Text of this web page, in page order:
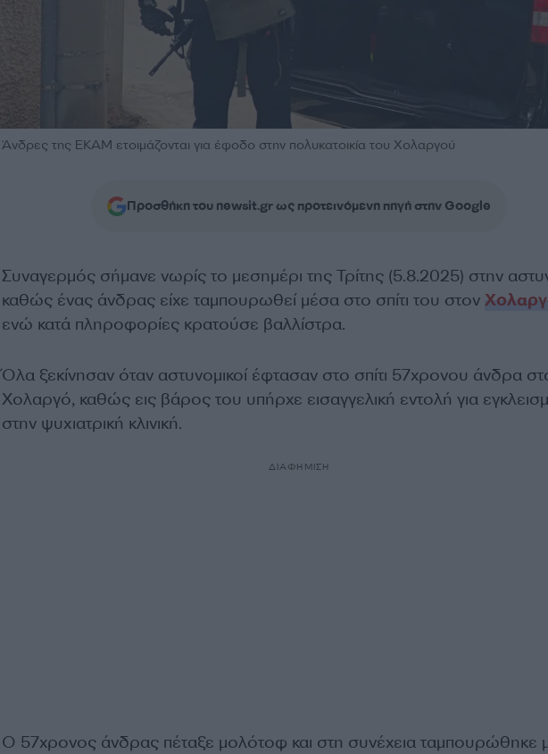
Άνδρες της ΕΚΑΜ ετοιμάζονται για έφοδο στην πολυκατοικία του Χολαργού
Προσθήκη του newsit.gr ως προτεινόμενη πηγή στην Google
Συναγερμός σήμανε νωρίς το μεσημέρι της Τρίτης (5.8.2025) στην
καθώς ένας άνδρας είχε ταμπουρωθεί μέσα στο σπίτι του στον
ενώ κατά πληροφορίες κρατούσε βαλλίστρα.
Όλα ξεκίνησαν όταν αστυνομικοί έφτασαν στο σπίτι 57χρονου άνδρα
Χολαργό, καθώς εις βάρος του υπήρχε εισαγγελική εντολή για
στην ψυχιατρική κλινική.
ΔΙΑΦΗΜΙΣΗ
Ο 57χρονος άνδρας πέταξε μολότοφ και στη συνέχεια ταμπουρώθηκε